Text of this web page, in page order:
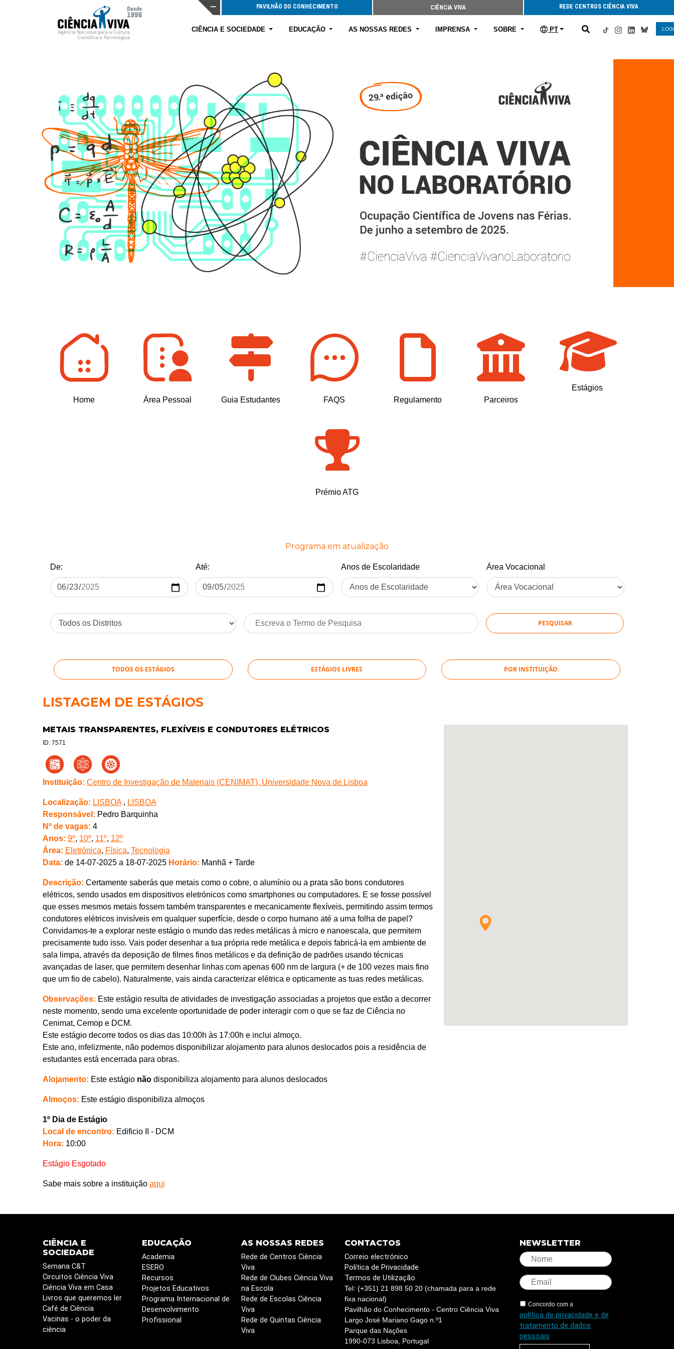
PAVILHÃO DO CONHECIMENTO CIÊNCIA VIVA REDE CENTROS CIÊNCIA VIVA
CIÊNCIA E SOCIEDADE EDUCAÇÃO AS NOSSAS REDES IMPRENSA SOBRE PT
Home Área Pessoal Guia Estudantes FAQS Regulamento Parceiros
Estágios
Prémio ATG
Programa em atualização
De: Até: Anos de Escolaridade Área Vocacional
TODOS OS ESTÁGIOS ESTÁGIOS LIVRES POR INSTITUIÇÃO
LISTAGEM DE ESTÁGIOS
METAIS TRANSPARENTES, FLEXÍVEIS E CONDUTORES ELÉTRICOS
ID: 7571
Instituição: Centro de Investigação de Materiais (CENIMAT), Universidade Nova de Lisboa
Localização: LISBOA, LISBOA
Responsável: Pedro Barquinha
Nº de vagas: 4
Anos: 9º, 10º, 11º, 12º
Área: Eletrónica, Física, Tecnologia
Data: de 14-07-2025 a 18-07-2025 Horário: Manhã + Tarde
Descrição: Certamente saberás que metais como o cobre, o alumínio ou a prata são bons condutores
elétricos, sendo usados em dispositivos eletrónicos como smartphones ou computadores. E se fosse possível
que esses mesmos metais fossem também transparentes e mecanicamente flexíveis, permitindo assim termos
condutores elétricos invisíveis em qualquer superfície, desde o corpo humano até a uma folha de papel?
Convidamos-te a explorar neste estágio o mundo das redes metálicas à micro e nanoescala, que permitem
precisamente tudo isso. Vais poder desenhar a tua própria rede metálica e depois fabricá-la em ambiente de
sala limpa, através da deposição de filmes finos metálicos e da definição de padrões usando técnicas
avançadas de laser, que permitem desenhar linhas com apenas 600 nm de largura (+ de 100 vezes mais fino
que um fio de cabelo). Naturalmente, vais ainda caracterizar elétrica e opticamente as tuas redes metálicas.
Observações: Este estágio resulta de atividades de investigação associadas a projetos que estão a decorrer
neste momento, sendo uma excelente oportunidade de poder interagir com o que se faz de Ciência no
Cenimat, Cemop e DCM.
Este estágio decorre todos os dias das 10:00h às 17:00h e inclui almoço.
Este ano, infelizmente, não podemos disponibilizar alojamento para alunos deslocados pois a residência de
estudantes está encerrada para obras.
Alojamento: Este estágio nãodisponibiliza alojamento para alunos deslocados
Almoços: Este estágio disponibiliza almoços
1º Dia de Estágio
Local de encontro: Edificio II - DCM
Hora: 10:00
Estágio Esgotado
Sabe mais sobre a instituição aqui
CIÊNCIA E
SOCIEDADE
Semana C&T
Circuitos Ciência Viva
Ciência Viva em Casa
Livros que queremos ler
Café de Ciência
Vacinas - o poder da
ciência
EDUCAÇÃO
Academia
ESERO
Recursos
Projetos Educativos
Programa Internacional de
Desenvolvimento
Profissional
AS NOSSAS REDES
Rede de Centros Ciência
Viva
Rede de Clubes Ciência Viva
na Escola
Rede de Escolas Ciência
Viva
Rede de Quintas Ciência
Viva
CONTACTOS
Correio electrónico
Política de Privacidade
Termos de Utilização
Tel: (+351) 21 898 50 20 (chamada para a rede
fixa nacional)
Pavilhão do Conhecimento - Centro Ciência Viva
Largo José Mariano Gago n.º1
Parque das Nações
1990-073 Lisboa, Portugal
NEWSLETTER
Concordo com a
política de privacidade e de
tratamento de dados
pessoais